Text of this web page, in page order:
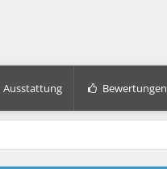
Ausstattung Bewertungen